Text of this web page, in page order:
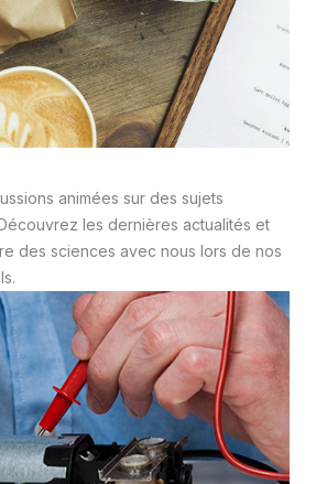
animées sur des sujets
les dernières actualités et
des sciences avec nous lors de nos